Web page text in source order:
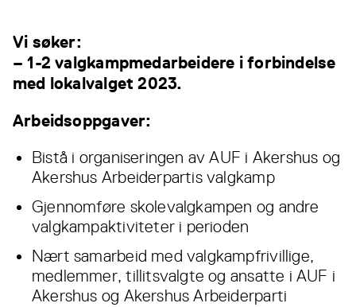
Vi søker:
– 1-2 valgkampmedarbeidere i forbindelse
med lokalvalget 2023.
Arbeidsoppgaver:
Bistå i organiseringen av AUF i Akershus og
Akershus Arbeiderpartis valgkamp
Gjennomføre skolevalgkampen og andre
valgkampaktiviteter i perioden
Nært samarbeid med valgkampfrivillige,
medlemmer, tillitsvalgte og ansatte i AUF i
Akershus og Akershus Arbeiderparti